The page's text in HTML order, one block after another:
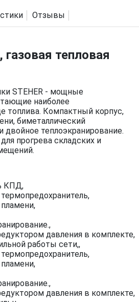
Отзывы
газовая тепловая
STEHER - мощные
наиболее
топлива. Компактный корпус,
биметаллический
двойное теплоэкранирование.
прогрева складских и
КПД,
давления в комплекте,
работы сети,,
давления в комплекте,